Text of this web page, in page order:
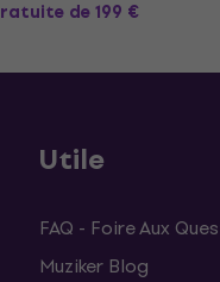
de 199 €
Utile
FAQ - Foire Aux
Muziker Blog